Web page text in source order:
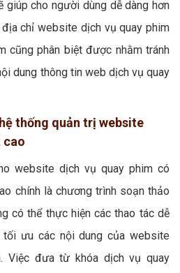
giúp cho người dùng dễ dàng hơn
chỉ website dịch vụ quay phim
cũng phân biệt được nhằm tránh
dung thông tin web dịch vụ quay
thống quản trị website
cao
website dịch vụ quay phim có
chính là chương trình soạn thảo
có thể thực hiện các thao tác dễ
ưu các nội dung của website
Việc đưa từ khóa dịch vụ quay